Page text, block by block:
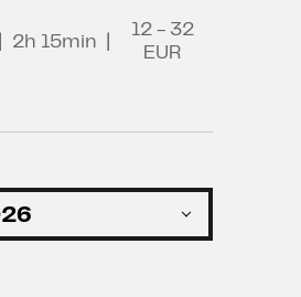
2h 15min
12 - 32
EUR